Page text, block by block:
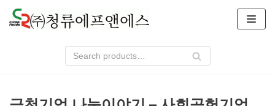
콘
텐